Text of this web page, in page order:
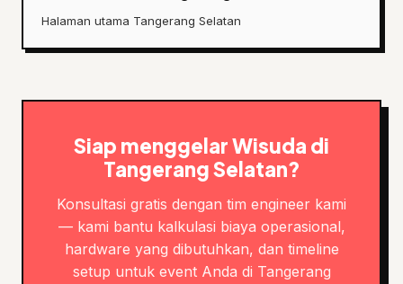
Halaman utama Tangerang Selatan
Siap menggelar Wisuda di
Tangerang Selatan?
Konsultasi gratis dengan tim engineer kami
— kami bantu kalkulasi biaya operasional,
hardware yang dibutuhkan, dan timeline
setup untuk event Anda di Tangerang